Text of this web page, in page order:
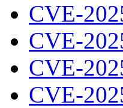
CVE-
CVE-
CVE-
CVE-